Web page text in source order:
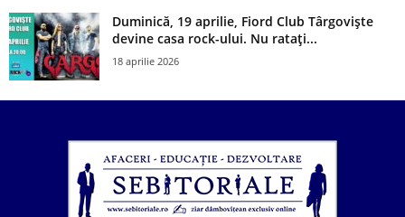
Duminică, 19 aprilie, Fiord Club Târgoviște
devine casa rock-ului. Nu ratați...
18 aprilie 2026